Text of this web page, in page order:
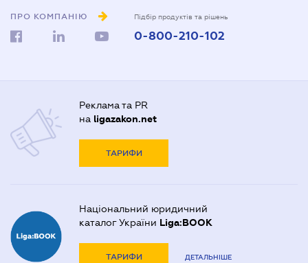
ПРО КОМПАНІЮ Підбір продуктів та рішень
0-800-210-102
Реклама та PR
на ligazakon.net
ТАРИФИ
Національний юридичний
каталог України Liga:BOOK
ТАРИФИ ДЕТАЛЬНІШЕ